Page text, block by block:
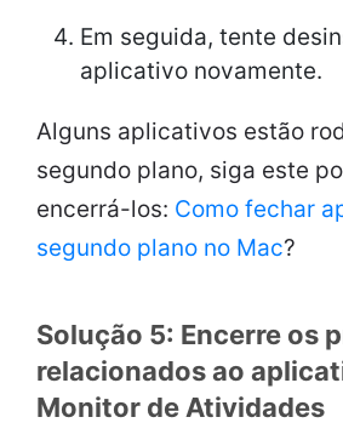
Em seguida, tente
aplicativo novamente.
Alguns aplicativos estão
segundo plano, siga este
encerrá-los: Como fechar
segundo plano no Mac?
Solução 5: Encerre os
relacionados ao
Monitor de Atividades